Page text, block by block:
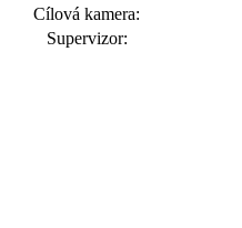
Cílová kamera:
Supervizor: